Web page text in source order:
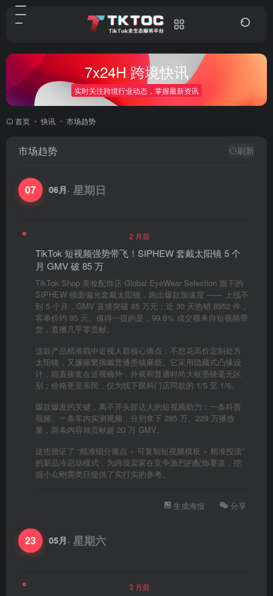
7x24H 跨境快讯
实时关注跨境行业动态，掌握最新资讯
首页 • 快讯 • 市场趋势
市场趋势 刷新
07 06月· 星期日
2 月前
TikTok 短视频强势带飞！SIPHEW 套戴太阳镜 5 个
月 GMV 破 85 万
TikTok Shop 美妆配饰店 Global EyeWear Selection 旗下的
SIPHEW 镜面偏光套戴太阳镜，跑出爆款加速度 —— 上线不
到 5 个月，GMV 直接突破 85 万元；近 30 天热销 8952 件，
客单价约 95 元。值得一提的是，99.6% 成交额来自短视频带
货，直播几乎零贡献。
这款产品精准戳中近视人群核心痛点：不想花高价定制处方
太阳镜，又嫌频繁摘戴普通墨镜麻烦。它采用隐藏式凸缘设
计，能直接套在近视镜外，外观和普通时尚大框墨镜毫无区
别；价格更是亲民，仅为线下眼科门店同款的 1/5 至 1/6。
爆款爆发的关键，离不开头部达人的短视频助力：一条科普
视频、一条车内实测视频，分别拿下 285 万、229 万播放
量，两条内容就贡献超 20 万 GMV。
这也验证了 “精准细分痛点 + 可复制短视频模板 + 精准投流”
的新品冷启动模式，为跨境卖家在竞争激烈的配饰赛道，挖
掘小众刚需类目提供了实打实的参考。
生成海报 分享
23 05月· 星期六
3 月前